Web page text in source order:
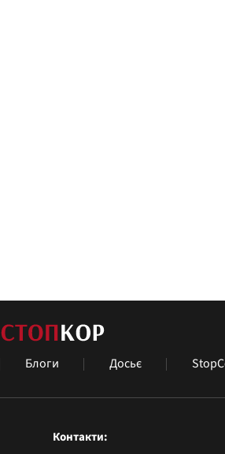
Блоги Досьє
Контакти